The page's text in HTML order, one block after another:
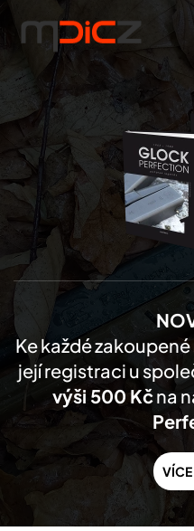
Skip to main content
Ke každé
její registraci u
výši 500 Kčna
VÍCE